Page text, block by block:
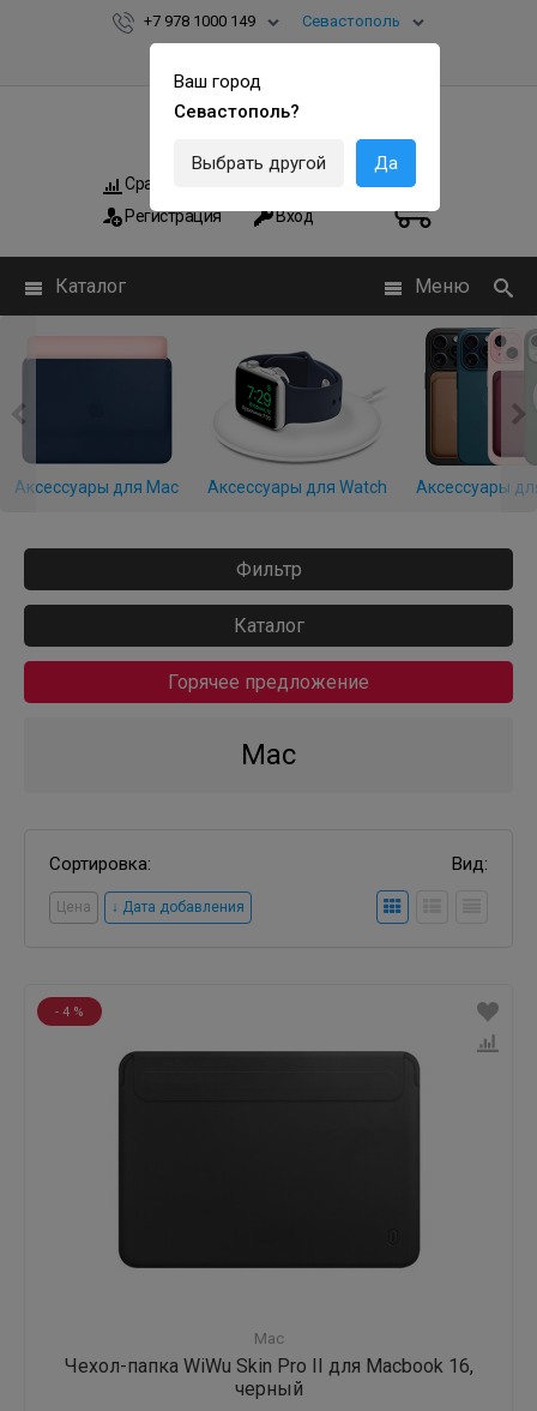
Ваш город
Севастополь?
Выбрать другой Да
+7 978 1000 149 Севастополь
Сравнить
Регистрация
Мои заказы
Вход
0
Каталог Меню
Аксессуары для Mac Аксессуары для Watch Аксессуары
Фильтр
Каталог
Горячее предложение
Mac
Сортировка:
Цена ↓ Дата добавления
Вид:
- 4 %
Mac
Чехол-папка WiWu Skin Pro II для Macbook 16,
черный